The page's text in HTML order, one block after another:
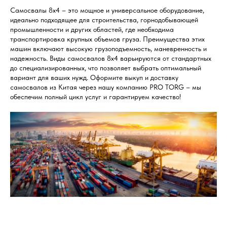
Самосвалы 8х4 – это мощное и универсальное оборудование,
идеально подходящее для строительства, горнодобывающей
промышленности и других областей, где необходима
транспортировка крупных объемов груза. Преимущества этих
машин включают высокую грузоподъемность, маневренность и
надежность. Виды самосвалов 8х4 варьируются от стандартных
до специализированных, что позволяет выбрать оптимальный
вариант для ваших нужд. Оформите выкуп и доставку
самосвалов из Китая через нашу компанию PRO TORG – мы
обеспечим полный цикл услуг и гарантируем качество!